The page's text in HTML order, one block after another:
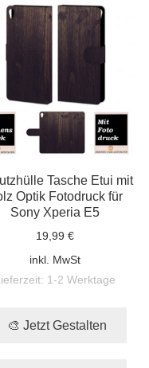
Tasche Etui mit
Optik Fotodruck für
Sony Xperia E5
19,99 €
inkl. MwSt
1-2 Werktage
🎨 Jetzt Gestalten